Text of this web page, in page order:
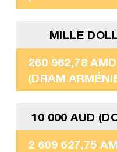
MILLE
260 962,78 AMD
(DRAM
10 000 AUD
2 609 627,75